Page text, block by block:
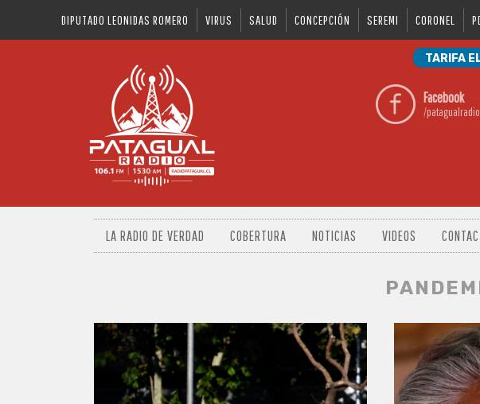
DIPUTADO LEONIDAS ROMERO VIRUS SALUD CONCEPCIÓN SEREMI CORONEL
TARIFA
Facebook
/
LA RADIO DE VERDAD COBERTURA NOTICIAS VIDEOS